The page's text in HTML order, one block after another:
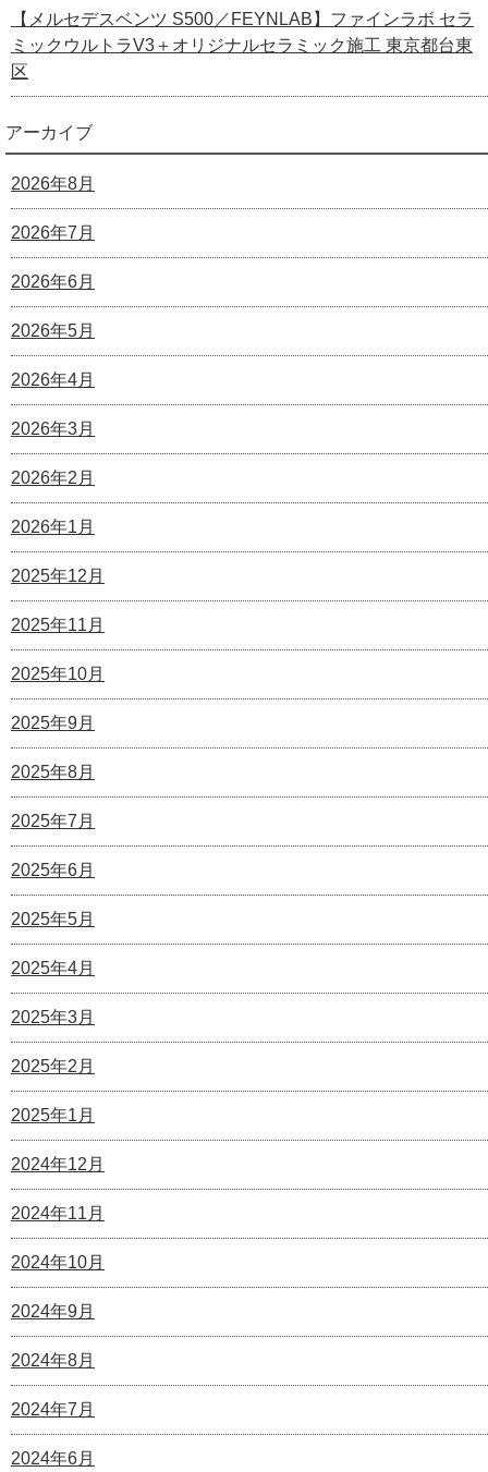
【メルセデスベンツ S500／FEYNLAB】ファインラボ セラ
ミックウルトラV3＋オリジナルセラミック施工 東京都台東
区
アーカイブ
2026年8月
2026年7月
2026年6月
2026年5月
2026年4月
2026年3月
2026年2月
2026年1月
2025年12月
2025年11月
2025年10月
2025年9月
2025年8月
2025年7月
2025年6月
2025年5月
2025年4月
2025年3月
2025年2月
2025年1月
2024年12月
2024年11月
2024年10月
2024年9月
2024年8月
2024年7月
2024年6月